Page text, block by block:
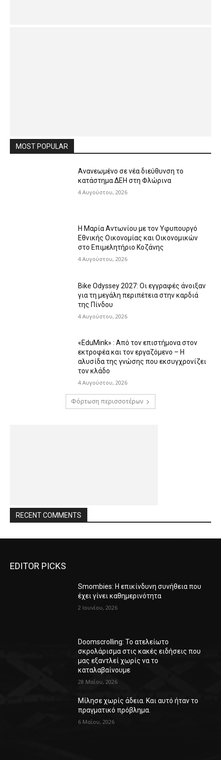
MOST POPULAR
Ανανεωμένο σε νέα διεύθυνση το
κατάστημα ΔΕΗ στη Φλώρινα
4 Αυγούστου, 2026
Η Μαρία Αντωνίου με τον Υφυπουργό
Εθνικής Οικονομίας και Οικονομικών
στο Επιμελητήριο Κοζάνης
4 Αυγούστου, 2026
Bike Odyssey 2027: Οι εγγραφές άνοιξαν
για τη μεγάλη περιπέτεια στην καρδιά
της Πίνδου
4 Αυγούστου, 2026
«EduMink» : Από τον επιστήμονα στον
εκτροφέα και τον εργαζόμενο – Η
αλυσίδα της γνώσης που εκσυγχρονίζει
τον κλάδο
4 Αυγούστου, 2026
Φόρτωση περισσοτέρων
RECENT COMMENTS
EDITOR PICKS
Smombies: Η επικίνδυνη συνήθεια που
έχει γίνει καθημερινότητα
2 Ιουνίου, 2026
Doomscrolling: Το ατελείωτο
σκρολάρισμα στις κακές ειδήσεις που
μας εξαντλεί χωρίς να το
καταλαβαίνουμε
28 Μαΐου, 2026
Μίλησε χωρίς άδεια. Και αυτό ήταν το
πραγματικό πρόβλημα.
6 Μαΐου, 2026